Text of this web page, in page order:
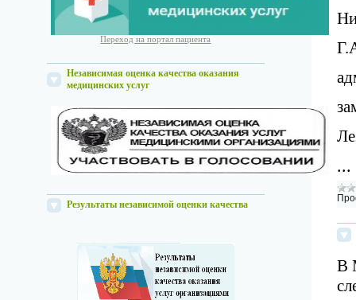
Переход на портал пациента
Независимая оценка качества оказания
медицинских услуг
Результаты независимой оценки качества
...
В